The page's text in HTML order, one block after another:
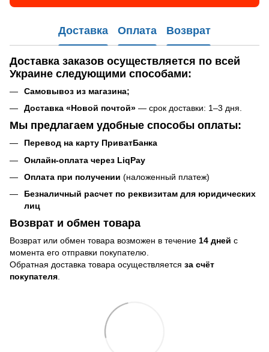
Доставка Оплата Возврат
Доставка заказов осуществляется по всей
Украине следующими способами:
Самовывоз из магазина;
Доставка «Новой почтой» — срок доставки: 1–3 дня.
Мы предлагаем удобные способы оплаты:
Перевод на карту ПриватБанка
Онлайн-оплата через LiqPay
Оплата при получении (наложенный платеж)
Безналичный расчет по реквизитам для юридических
лиц
Возврат и обмен товара
Возврат или обмен товара возможен в течение 14 дней с
момента его отправки покупателю.
Обратная доставка товара осуществляется за счёт
покупателя